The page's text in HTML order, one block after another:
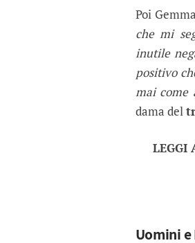
Poi
che mi
inutile
positivo
mai come
dama del
LEGGI
Uomini